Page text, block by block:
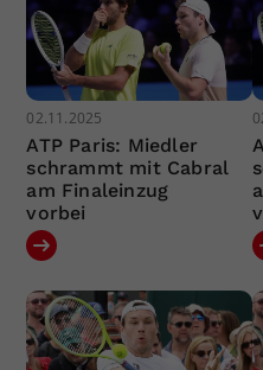
02.11.2025
ATP Paris: Miedler
schrammt mit Cabral
am Finaleinzug
vorbei